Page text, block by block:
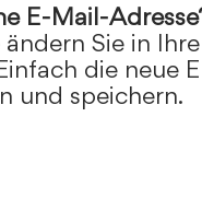
E-Mail-
Sie in
die neue
und speichern.